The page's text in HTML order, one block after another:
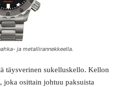
ja metallirannekkeella.
täysverinen sukelluskello. Kellon
osittain johtuu paksuista